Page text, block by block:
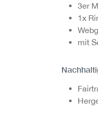
3er
1x
mit